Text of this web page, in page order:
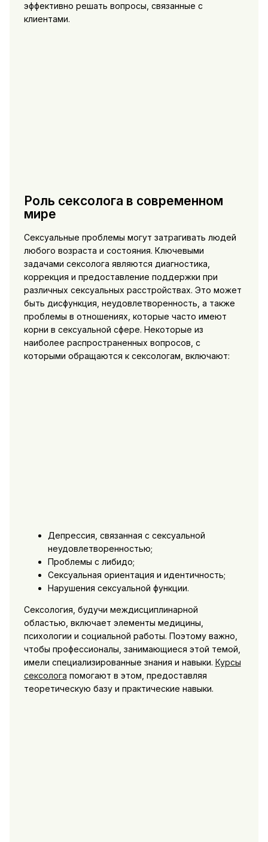
эффективно решать вопросы, связанные с
клиентами.
Роль сексолога в современном
мире
Сексуальные проблемы могут затрагивать людей
любого возраста и состояния. Ключевыми
задачами сексолога являются диагностика,
коррекция и предоставление поддержки при
различных сексуальных расстройствах. Это может
быть дисфункция, неудовлетворенность, а также
проблемы в отношениях, которые часто имеют
корни в сексуальной сфере. Некоторые из
наиболее распространенных вопросов, с
которыми обращаются к сексологам, включают:
Депрессия, связанная с сексуальной
неудовлетворенностью;
Проблемы с либидо;
Сексуальная ориентация и идентичность;
Нарушения сексуальной функции.
Сексология, будучи междисциплинарной
областью, включает элементы медицины,
психологии и социальной работы. Поэтому важно,
чтобы профессионалы, занимающиеся этой темой,
имели специализированные знания и навыки. Курсы
сексолога помогают в этом, предоставляя
теоретическую базу и практические навыки.